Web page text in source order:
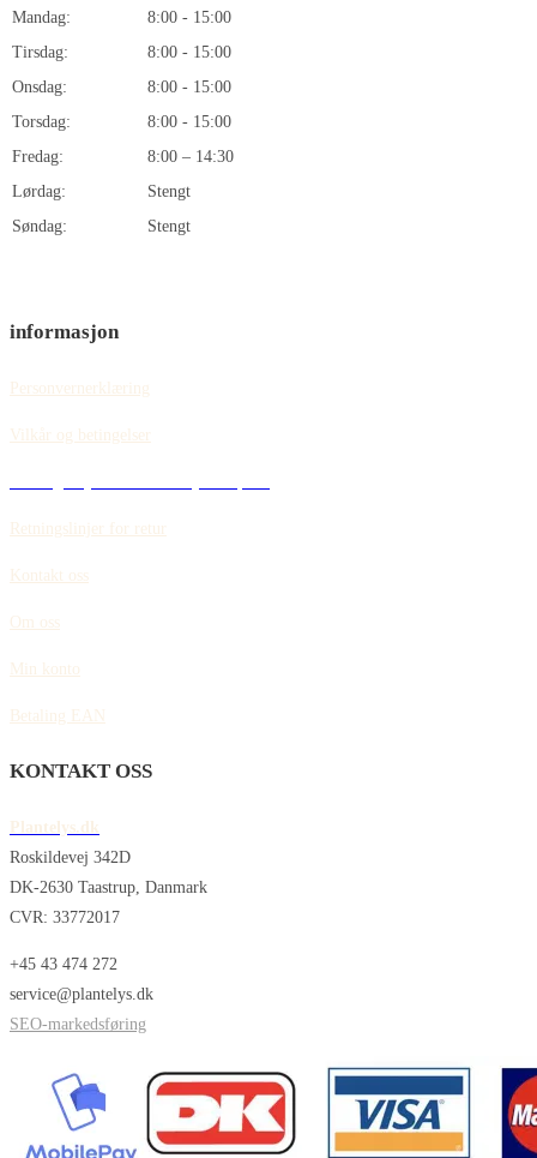
Mandag:
8:00 - 15:00
Tirsdag:
8:00 - 15:00
Onsdag:
8:00 - 15:00
Torsdag:
8:00 - 15:00
Fredag:
8:00 – 14:30
Lørdag:
Stengt
Søndag:
Stengt
informasjon
Personvernerklæring
Vilkår og betingelser
Retningslinjer for retur
Kontakt oss
Om oss
Min konto
Betaling EAN
KONTAKT OSS
Plantelys.dk
Roskildevej 342D
DK-2630 Taastrup, Danmark
CVR: 33772017
+45 43 474 272
service@plantelys.dk
SEO-markedsføring